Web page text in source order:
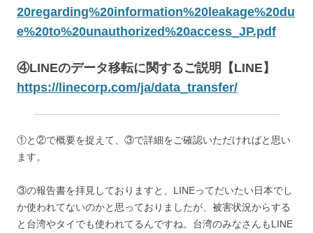
20regarding%20information%20leakage%20du
e%20to%20unauthorized%20access_JP.pdf
④LINEのデータ移転に関するご説明【LINE】
https://linecorp.com/ja/data_transfer/
①と②で概要を捉えて、③で詳細をご確認いただければと思い
ます。
③の報告書を拝見しておりますと、LINEってだいたい日本でし
か使われてないのかと思っておりましたが、被害状況からする
と台湾やタイでも使われてるんですね。台湾のみなさんもLINE